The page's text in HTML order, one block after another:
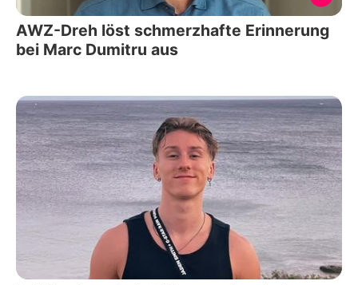
AWZ-Dreh löst schmerzhafte Erinnerung
bei Marc Dumitru aus